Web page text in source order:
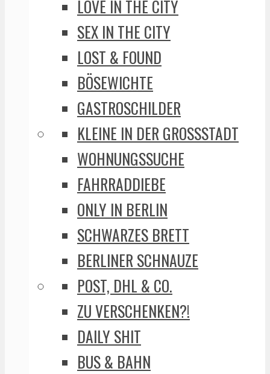
LOVE IN THE CITY
SEX IN THE CITY
LOST & FOUND
BÖSEWICHTE
GASTROSCHILDER
KLEINE IN DER GROSSSTADT
WOHNUNGSSUCHE
FAHRRADDIEBE
ONLY IN BERLIN
SCHWARZES BRETT
BERLINER SCHNAUZE
POST, DHL & CO.
ZU VERSCHENKEN?!
DAILY SHIT
BUS & BAHN